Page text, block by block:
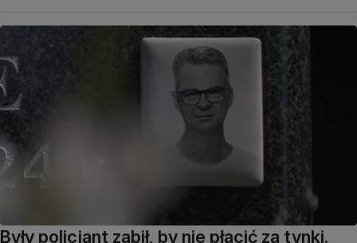
Były policjant zabił, by nie płacić za tynki.